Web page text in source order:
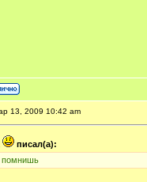
13, 2009 10:42 am
писал(а):
помнишь